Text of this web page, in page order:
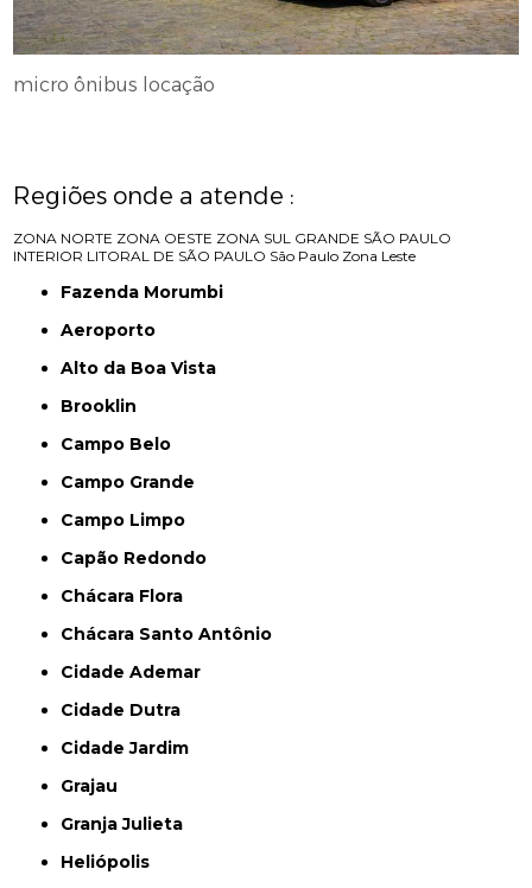
micro ônibus locação
Regiões onde a atende :
ZONA NORTE ZONA OESTE ZONA SUL GRANDE SÃO PAULO
INTERIOR LITORAL DE SÃO PAULO São Paulo Zona Leste
Fazenda Morumbi
Aeroporto
Alto da Boa Vista
Brooklin
Campo Belo
Campo Grande
Campo Limpo
Capão Redondo
Chácara Flora
Chácara Santo Antônio
Cidade Ademar
Cidade Dutra
Cidade Jardim
Grajau
Granja Julieta
Heliópolis